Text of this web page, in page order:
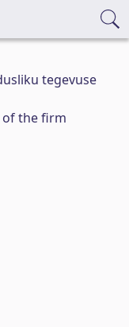
tegevuse
of the firm